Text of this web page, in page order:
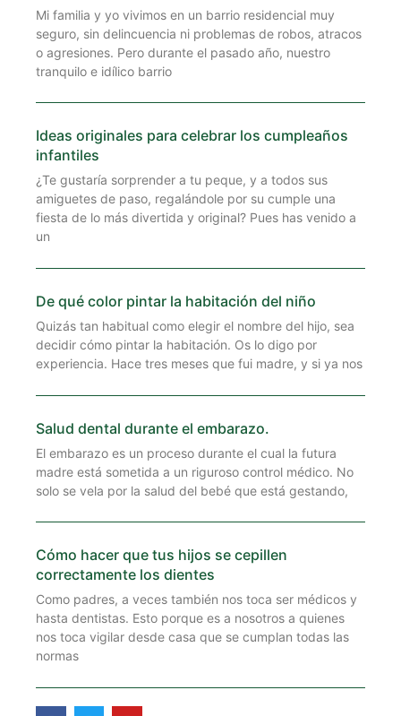
Mi familia y yo vivimos en un barrio residencial muy
seguro, sin delincuencia ni problemas de robos, atracos
o agresiones. Pero durante el pasado año, nuestro
tranquilo e idílico barrio
Ideas originales para celebrar los cumpleaños
infantiles
¿Te gustaría sorprender a tu peque, y a todos sus
amiguetes de paso, regalándole por su cumple una
fiesta de lo más divertida y original? Pues has venido a
un
De qué color pintar la habitación del niño
Quizás tan habitual como elegir el nombre del hijo, sea
decidir cómo pintar la habitación. Os lo digo por
experiencia. Hace tres meses que fui madre, y si ya nos
Salud dental durante el embarazo.
El embarazo es un proceso durante el cual la futura
madre está sometida a un riguroso control médico. No
solo se vela por la salud del bebé que está gestando,
Cómo hacer que tus hijos se cepillen
correctamente los dientes
Como padres, a veces también nos toca ser médicos y
hasta dentistas. Esto porque es a nosotros a quienes
nos toca vigilar desde casa que se cumplan todas las
normas
F
T
Y